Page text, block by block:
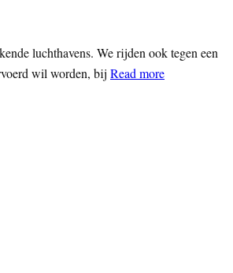
luchthavens. We rijden ook tegen een
wil worden, bij Read more